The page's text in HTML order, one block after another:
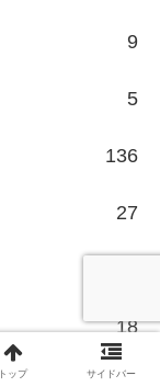
9
5
136
27
18
トップ サイドバー